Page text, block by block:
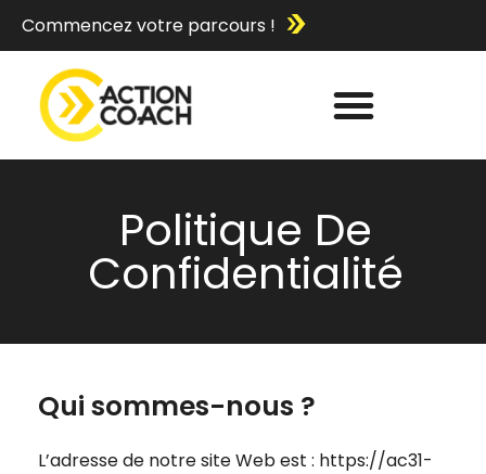
Commencez votre parcours !
Politique De
Confidentialité
Qui sommes-nous ?
L’adresse de notre site Web est : https://ac31-